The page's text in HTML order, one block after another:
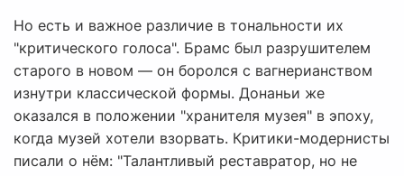
Но есть и важное различие в тональности их
"критического голоса". Брамс был разрушителем
старого в новом — он боролся с вагнерианством
изнутри классической формы. Донаньи же
оказался в положении "хранителя музея" в эпоху,
когда музей хотели взорвать. Критики-модернисты
писали о нём: "Талантливый реставратор, но не